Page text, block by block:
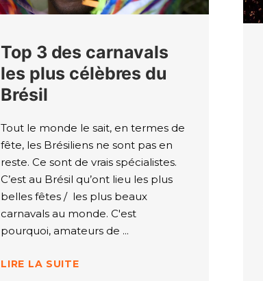
Top 3 des carnavals
les plus célèbres du
Brésil
Tout le monde le sait, en termes de
fête, les Brésiliens ne sont pas en
reste. Ce sont de vrais spécialistes.
C’est au Brésil qu’ont lieu les plus
belles fêtes / les plus beaux
carnavals au monde. C'est
pourquoi, amateurs de
LIRE LA SUITE